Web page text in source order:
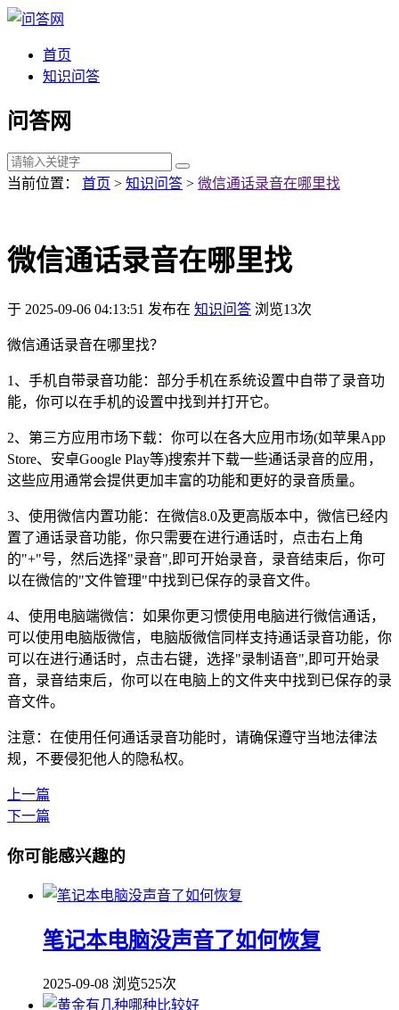
首页
知识问答
问答网
当前位置： 首页 > 知识问答 > 微信通话录音在哪里找
微信通话录音在哪里找
于 2025-09-06 04:13:51 发布在 知识问答 浏览13次
微信通话录音在哪里找？
1、手机自带录音功能：部分手机在系统设置中自带了录音功
能，你可以在手机的设置中找到并打开它。
2、第三方应用市场下载：你可以在各大应用市场(如苹果App
Store、安卓Google Play等)搜索并下载一些通话录音的应用，
这些应用通常会提供更加丰富的功能和更好的录音质量。
3、使用微信内置功能：在微信8.0及更高版本中，微信已经内
置了通话录音功能，你只需要在进行通话时，点击右上角
的"+"号，然后选择"录音",即可开始录音，录音结束后，你可
以在微信的"文件管理"中找到已保存的录音文件。
4、使用电脑端微信：如果你更习惯使用电脑进行微信通话，
可以使用电脑版微信，电脑版微信同样支持通话录音功能，你
可以在进行通话时，点击右键，选择"录制语音",即可开始录
音，录音结束后，你可以在电脑上的文件夹中找到已保存的录
音文件。
注意：在使用任何通话录音功能时，请确保遵守当地法律法
规，不要侵犯他人的隐私权。
上一篇
下一篇
你可能感兴趣的
笔记本电脑没声音了如何恢复
2025-09-08 浏览525次